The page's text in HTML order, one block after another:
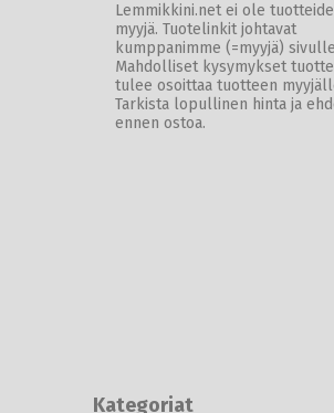
Lemmikkini.net ei ole
myyjä. Tuotelinkit johtavat
kumppanimme (=myyjä)
Mahdolliset kysymykset
tulee osoittaa tuotteen
Tarkista lopullinen hinta ja
ennen ostoa.
Kategoriat